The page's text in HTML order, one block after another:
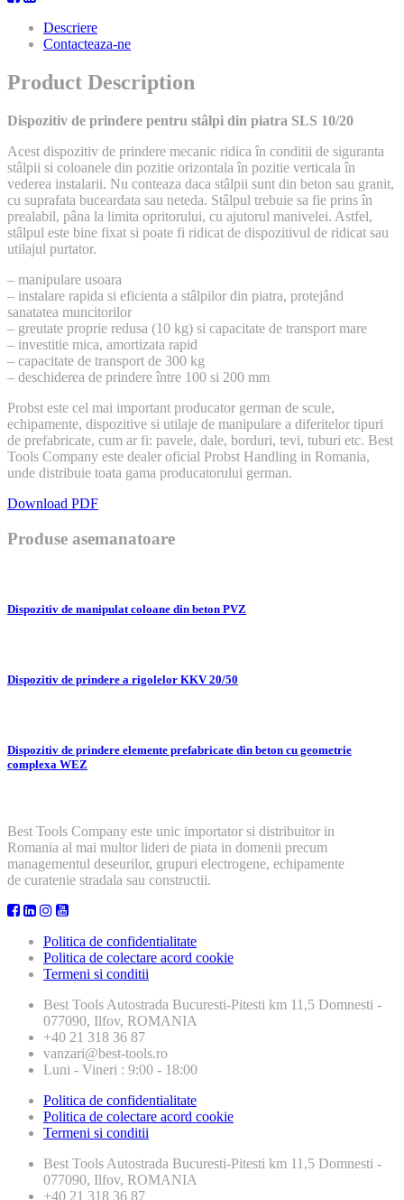
Descriere
Contacteaza-ne
Product Description
Dispozitiv de prindere pentru stâlpi din piatra SLS 10/20
Acest dispozitiv de prindere mecanic ridica în conditii de siguranta
stâlpii si coloanele din pozitie orizontala în pozitie verticala în
vederea instalarii. Nu conteaza daca stâlpii sunt din beton sau granit,
cu suprafata buceardata sau neteda. Stâlpul trebuie sa fie prins în
prealabil, pâna la limita opritorului, cu ajutorul manivelei. Astfel,
stâlpul este bine fixat si poate fi ridicat de dispozitivul de ridicat sau
utilajul purtator.
– manipulare usoara
– instalare rapida si eficienta a stâlpilor din piatra, protejând
sanatatea muncitorilor
– greutate proprie redusa (10 kg) si capacitate de transport mare
– investitie mica, amortizata rapid
– capacitate de transport de 300 kg
– deschiderea de prindere între 100 si 200 mm
Probst este cel mai important producator german de scule,
echipamente, dispozitive si utilaje de manipulare a diferitelor tipuri
de prefabricate, cum ar fi: pavele, dale, borduri, tevi, tuburi etc. Best
Tools Company este dealer oficial Probst Handling in Romania,
unde distribuie toata gama producatorului german.
Download PDF
Produse asemanatoare
Dispozitiv de manipulat coloane din beton PVZ
Dispozitiv de prindere a rigolelor KKV 20/50
Dispozitiv de prindere elemente prefabricate din beton cu geometrie
complexa WEZ
Best Tools Company este unic importator si distribuitor in
Romania al mai multor lideri de piata in domenii precum
managementul deseurilor, grupuri electrogene, echipamente
de curatenie stradala sau constructii.
Politica de confidentialitate
Politica de colectare acord cookie
Termeni si conditii
Best Tools Autostrada Bucuresti-Pitesti km 11,5 Domnesti -
077090, Ilfov, ROMANIA
+40 21 318 36 87
vanzari@best-tools.ro
Luni - Vineri : 9:00 - 18:00
Politica de confidentialitate
Politica de colectare acord cookie
Termeni si conditii
Best Tools Autostrada Bucuresti-Pitesti km 11,5 Domnesti -
077090, Ilfov, ROMANIA
+40 21 318 36 87